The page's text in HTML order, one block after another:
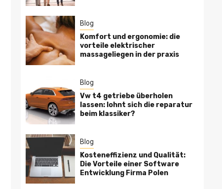
Blog
Komfort und ergonomie: die
vorteile elektrischer
massageliegen in der praxis
Blog
Vw t4 getriebe überholen
lassen: lohnt sich die reparatur
beim klassiker?
Blog
Kosteneffizienz und Qualität:
Die Vorteile einer Software
Entwicklung Firma Polen